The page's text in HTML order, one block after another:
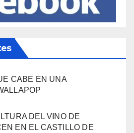
CABE EN UNA
DEL VINO DE